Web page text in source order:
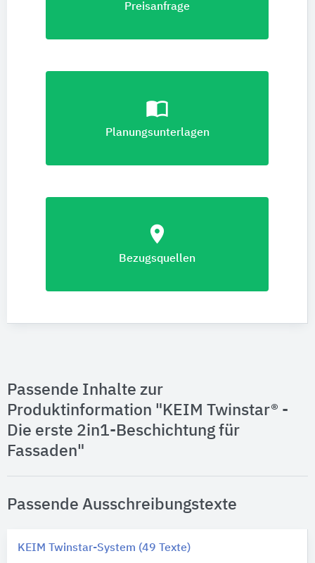
Preisanfrage
import_contacts
Planungsunterlagen
location_on
Bezugsquellen
Passende Inhalte zur
Produktinformation "KEIM Twinstar® -
Die erste 2in1-Beschichtung für
Fassaden"
Passende Ausschreibungstexte
KEIM Twinstar-System (49 Texte)